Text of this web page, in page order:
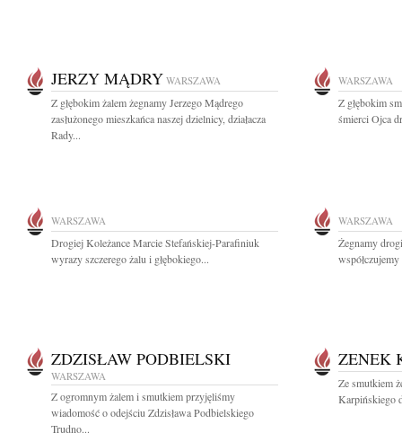
JERZY MĄDRY WARSZAWA
Z głębokim żalem żegnamy Jerzego Mądrego
zasłużonego mieszkańca naszej dzielnicy, działacza
Rady...
WARSZAWA
Z głębokim
śmierci Ojca
WARSZAWA
Drogiej Koleżance Marcie Stefańskiej-Parafiniuk
wyrazy szczerego żalu i głębokiego...
WARSZAWA
Żegnamy
ZDZISŁAW PODBIELSKI
WARSZAWA
Z ogromnym żalem i smutkiem przyjęliśmy
wiadomość o odejściu Zdzisława Podbielskiego
Trudno...
ZENEK
Ze smutkiem
Karpińskiego